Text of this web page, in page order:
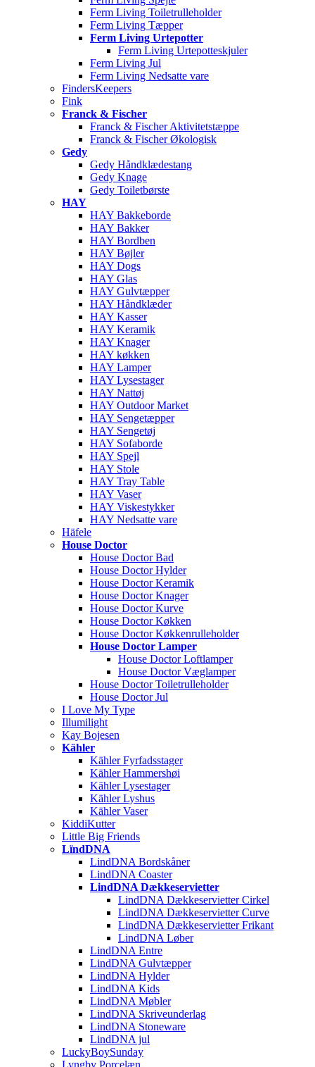
Ferm Living Toiletrulleholder
Ferm Living Tæpper
Ferm Living Urtepotter
Ferm Living Urtepotteskjuler
Ferm Living Jul
Ferm Living Nedsatte vare
FindersKeepers
Fink
Franck & Fischer
Franck & Fischer Aktivitetstæppe
Franck & Fischer Økologisk
Gedy
Gedy Håndklædestang
Gedy Knage
Gedy Toiletbørste
HAY
HAY Bakkeborde
HAY Bakker
HAY Bordben
HAY Bøjler
HAY Dogs
HAY Glas
HAY Gulvtæpper
HAY Håndklæder
HAY Kasser
HAY Keramik
HAY Knager
HAY køkken
HAY Lamper
HAY Lysestager
HAY Nattøj
HAY Outdoor Market
HAY Sengetæpper
HAY Sengetøj
HAY Sofaborde
HAY Spejl
HAY Stole
HAY Tray Table
HAY Vaser
HAY Viskestykker
HAY Nedsatte vare
Häfele
House Doctor
House Doctor Bad
House Doctor Hylder
House Doctor Keramik
House Doctor Knager
House Doctor Kurve
House Doctor Køkken
House Doctor Køkkenrulleholder
House Doctor Lamper
House Doctor Loftlamper
House Doctor Væglamper
House Doctor Toiletrulleholder
House Doctor Jul
I Love My Type
Illumilight
Kay Bojesen
Kähler
Kähler Fyrfadsstager
Kähler Hammershøi
Kähler Lysestager
Kähler Lyshus
Kähler Vaser
KiddiKutter
Little Big Friends
LïndDNA
LindDNA Bordskåner
LindDNA Coaster
LindDNA Dækkeservietter
LindDNA Dækkeservietter Cirkel
LindDNA Dækkeservietter Curve
LindDNA Dækkeservietter Frikant
LindDNA Løber
LindDNA Entre
LindDNA Gulvtæpper
LindDNA Hylder
LindDNA Kids
LindDNA Møbler
LindDNA Skriveunderlag
LindDNA Stoneware
LindDNA jul
LuckyBoySunday
Lyngby Porcelæn